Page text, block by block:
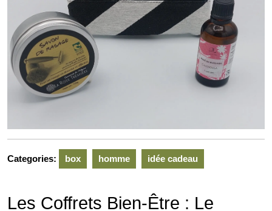
Categories: box homme idée cadeau
Les Coffrets Bien-Être : Le